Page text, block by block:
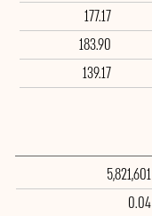
177.17
183.90
139.17
5,821,601
0.04